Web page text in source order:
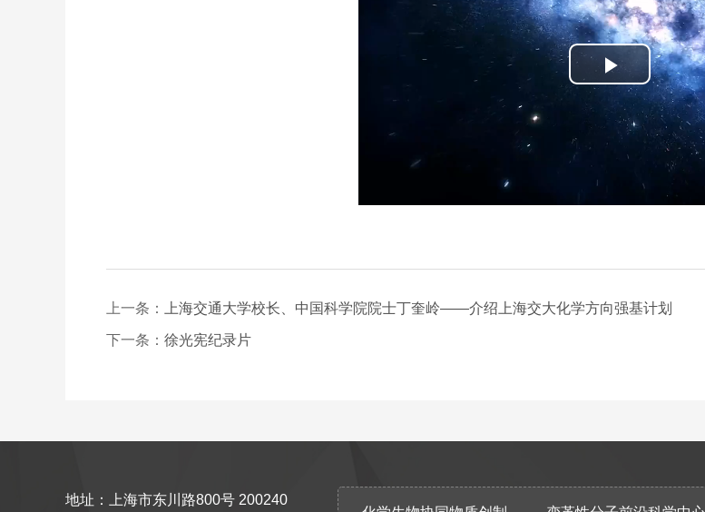
Play
Video
上一条： 上海交通大学校长、中国科学院院士丁奎岭——介绍上海交大化学方向强基计划
下一条： 徐光宪纪录片
地址：上海市东川路800号 200240